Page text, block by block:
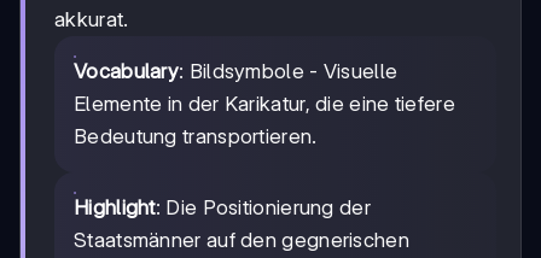
akkurat.
Vocabulary: Bildsymbole - Visuelle
Elemente in der Karikatur, die eine tiefere
Bedeutung transportieren.
Highlight: Die Positionierung der
Staatsmänner auf den gegnerischen